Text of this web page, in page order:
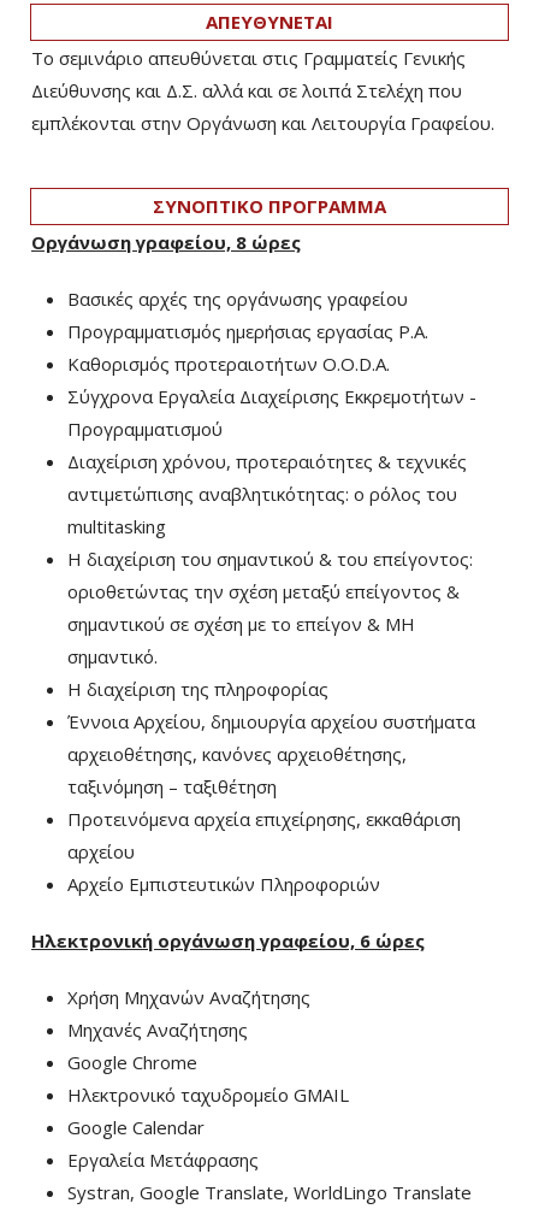
ΑΠΕΥΘΥΝΕΤΑΙ
Το σεμινάριο απευθύνεται στις Γραμματείς Γενικής
Διεύθυνσης και Δ.Σ. αλλά και σε λοιπά Στελέχη που
εμπλέκονται στην Οργάνωση και Λειτουργία Γραφείου.
ΣΥΝΟΠΤΙΚΟ ΠΡΟΓΡΑΜΜΑ
Οργάνωση γραφείου, 8 ώρες
Βασικές αρχές της οργάνωσης γραφείου
Προγραμματισμός ημερήσιας εργασίας P.A.
Καθορισμός προτεραιοτήτων O.O.D.A.
Σύγχρονα Εργαλεία Διαχείρισης Εκκρεμοτήτων -
Προγραμματισμού
Διαχείριση χρόνου, προτεραιότητες & τεχνικές
αντιμετώπισης αναβλητικότητας: ο ρόλος του
multitasking
Η διαχείριση του σημαντικού & του επείγοντος:
οριοθετώντας την σχέση μεταξύ επείγοντος &
σημαντικού σε σχέση με το επείγον & ΜΗ
σημαντικό.
Η διαχείριση της πληροφορίας
Έννοια Αρχείου, δημιουργία αρχείου συστήματα
αρχειοθέτησης, κανόνες αρχειοθέτησης,
ταξινόμηση – ταξιθέτηση
Προτεινόμενα αρχεία επιχείρησης, εκκαθάριση
αρχείου
Αρχείο Εμπιστευτικών Πληροφοριών
Ηλεκτρονική οργάνωση γραφείου, 6 ώρες
Χρήση Μηχανών Αναζήτησης
Μηχανές Αναζήτησης
Google Chrome
Ηλεκτρονικό ταχυδρομείο GMAIL
Google Calendar
Εργαλεία Μετάφρασης
Systran, Google Translate, WorldLingo Translate